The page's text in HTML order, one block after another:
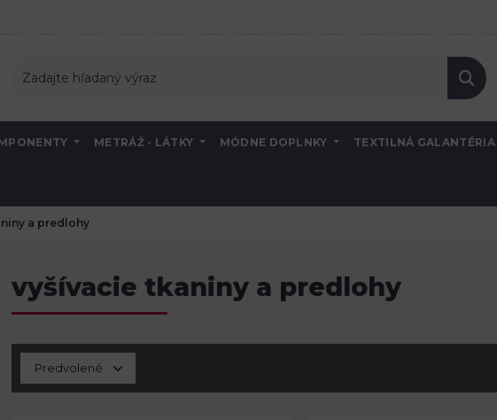
METRÁŽ - LÁTKY MÓDNE DOPLNKY TEXTILNÁ
a predlohy
vyšívacie tkaniny a predlohy